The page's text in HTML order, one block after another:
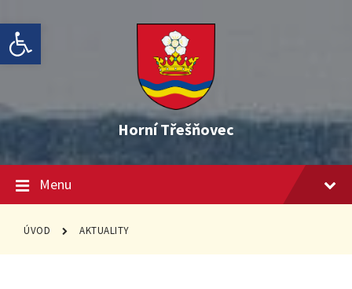
Open toolbar
to
content
to
main
navigation
to
footer
Horní Třešňovec
Menu
ÚVOD AKTUALITY